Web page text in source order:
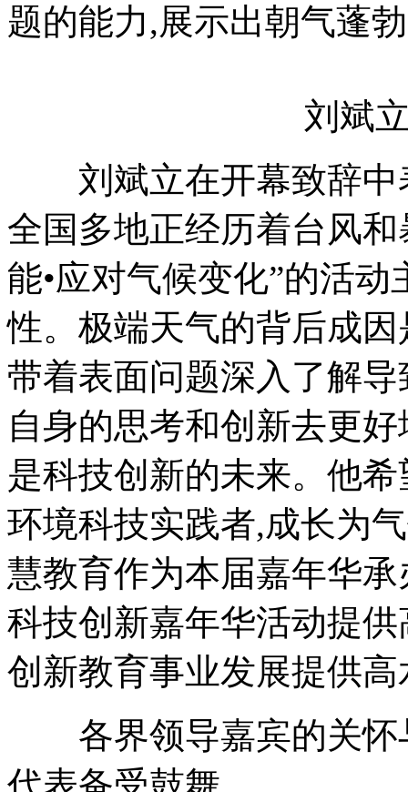
题的能力,展示出朝气蓬
刘斌立
刘斌立在开幕致辞中
全国多地正经历着台风
能•应对气候变化”的活
性。极端天气的背后成
带着表面问题深入了解
自身的思考和创新去更
是科技创新的未来。他
环境科技实践者,成长为
慧教育作为本届嘉年华
科技创新嘉年华活动提
创新教育事业发展提供
各界领导嘉宾的关怀
代表备受鼓舞。